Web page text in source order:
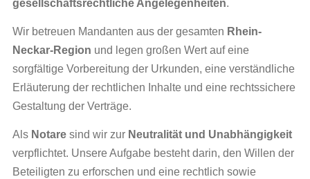
gesellschaftsrechtliche Angelegenheiten.
Wir betreuen Mandanten aus der gesamten Rhein-
Neckar-Region und legen großen Wert auf eine
sorgfältige Vorbereitung der Urkunden, eine verständliche
Erläuterung der rechtlichen Inhalte und eine rechtssichere
Gestaltung der Verträge.
Als Notaresind wir zur Neutralität und Unabhängigkeit
verpflichtet. Unsere Aufgabe besteht darin, den Willen der
Beteiligten zu erforschen und eine rechtlich sowie